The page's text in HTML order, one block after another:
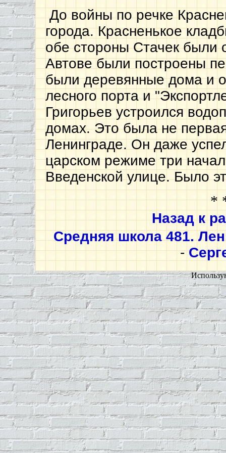
До войны по речке
города. Красненькое
обе стороны Стачек были
Автове были построены
были деревянные дома и
лесного порта и
Григорьев устроился
домах. Это была не
Ленинграде. Он даже
царском режиме три
Введенской улице. Было
*
Назад к
Средняя школа 481.
-